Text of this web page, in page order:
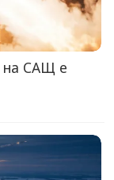
на САЩ е